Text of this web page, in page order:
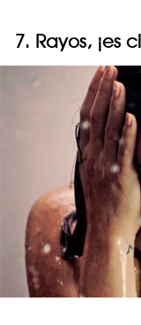
7. Rayos, ¡es